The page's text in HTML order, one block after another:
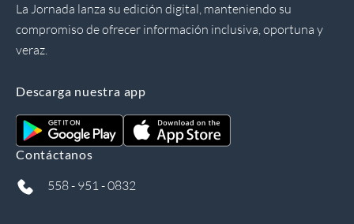
La Jornada lanza su edición digital, manteniendo su
compromiso de ofrecer información inclusiva, oportuna y
veraz.
Descarga nuestra app
Contáctanos
558 - 951 - 0832